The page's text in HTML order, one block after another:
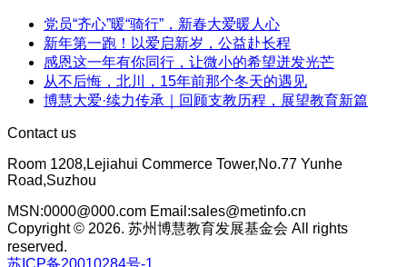
党员“齐心”暖“骑行”，新春大爱暖人心
新年第一跑！以爱启新岁，公益赴长程
感恩这一年有你同行，让微小的希望迸发光芒
从不后悔，北川，15年前那个冬天的遇见
博慧大爱·续力传承｜回顾支教历程，展望教育新篇
Contact us
Room 1208,Lejiahui Commerce Tower,No.77 Yunhe
Road,Suzhou
MSN:0000@000.com Email:sales@metinfo.cn
Copyright © 2026. 苏州博慧教育发展基金会 All rights
reserved.
苏ICP备20010284号-1